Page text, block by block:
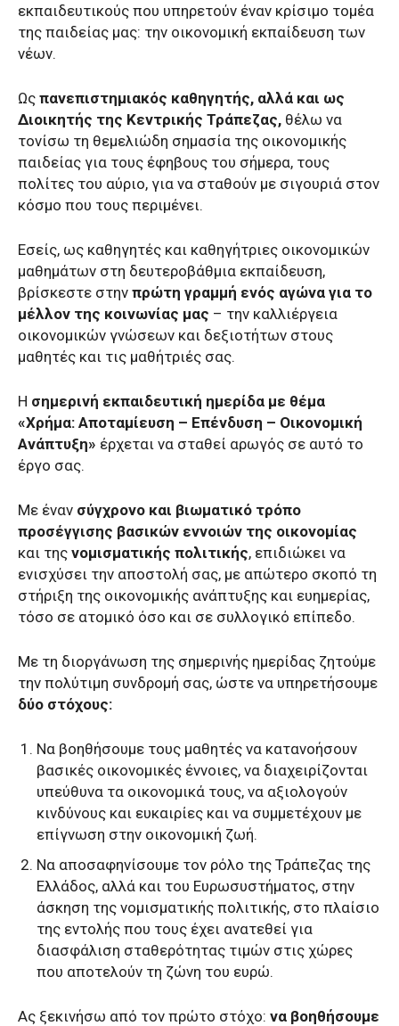
εκπαιδευτικούς που υπηρετούν έναν κρίσιμο τομέα
της παιδείας μας: την οικονομική εκπαίδευση των
νέων.
Ως πανεπιστημιακός καθηγητής, αλλά και ως
Διοικητής της Κεντρικής Τράπεζας, θέλω να
τονίσω τη θεμελιώδη σημασία της οικονομικής
παιδείας για τους έφηβους του σήμερα, τους
πολίτες του αύριο, για να σταθούν με σιγουριά στον
κόσμο που τους περιμένει.
Εσείς, ως καθηγητές και καθηγήτριες οικονομικών
μαθημάτων στη δευτεροβάθμια εκπαίδευση,
βρίσκεστε στην πρώτη γραμμή ενός αγώνα για το
μέλλον της κοινωνίας μας – την καλλιέργεια
οικονομικών γνώσεων και δεξιοτήτων στους
μαθητές και τις μαθήτριές σας.
Η σημερινή εκπαιδευτική ημερίδα με θέμα
«Χρήμα: Αποταμίευση – Επένδυση – Οικονομική
Ανάπτυξη» έρχεται να σταθεί αρωγός σε αυτό το
έργο σας.
Με έναν σύγχρονο και βιωματικό τρόπο
προσέγγισης βασικών εννοιών της οικονομίας
και της νομισματικής πολιτικής, επιδιώκει να
ενισχύσει την αποστολή σας, με απώτερο σκοπό τη
στήριξη της οικονομικής ανάπτυξης και ευημερίας,
τόσο σε ατομικό όσο και σε συλλογικό επίπεδο.
Με τη διοργάνωση της σημερινής ημερίδας ζητούμε
την πολύτιμη συνδρομή σας, ώστε να υπηρετήσουμε
δύο στόχους:
Να βοηθήσουμε τους μαθητές να κατανοήσουν
βασικές οικονομικές έννοιες, να διαχειρίζονται
υπεύθυνα τα οικονομικά τους, να αξιολογούν
κινδύνους και ευκαιρίες και να συμμετέχουν με
επίγνωση στην οικονομική ζωή.
Να αποσαφηνίσουμε τον ρόλο της Τράπεζας της
Ελλάδος, αλλά και του Ευρωσυστήματος, στην
άσκηση της νομισματικής πολιτικής, στο πλαίσιο
της εντολής που τους έχει ανατεθεί για
διασφάλιση σταθερότητας τιμών στις χώρες
που αποτελούν τη ζώνη του ευρώ.
Ας ξεκινήσω από τον πρώτο στόχο: να βοηθήσουμε